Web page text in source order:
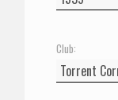
Club: